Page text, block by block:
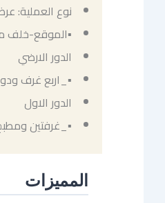
نوع العملية:
▪الموقع-خلف
الدور الارضي
▪_اربع غرف
الدور الاول
▪_غرفتين
المميزات